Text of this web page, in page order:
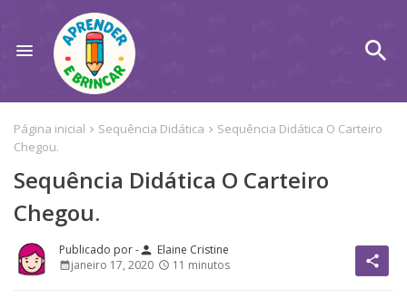
Página inicial Sequência Didática
Sequência Didática O Carteiro
Chegou.
Sequência Didática O Carteiro
Chegou.
person Elaine Cristine
janeiro 17, 2020
11 minutos share